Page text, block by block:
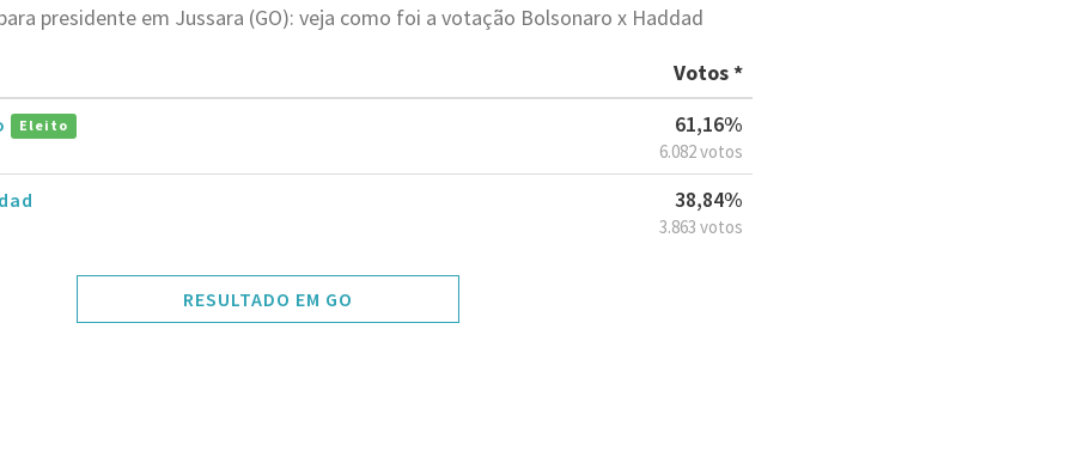
presidente em Jussara (GO): veja como foi a votação Bolsonaro x Haddad
Votos *
Eleito 61,16%
6.082 votos
38,84%
3.863 votos
RESULTADO EM GO